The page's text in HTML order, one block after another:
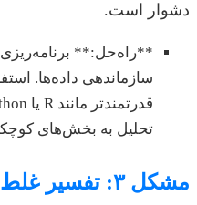
دشوار است.
**راه‌حل:**
سازماندهی داده‌ها.
تحلیل به بخش‌های
مشکل ۳: تفسیر غلط نتایج